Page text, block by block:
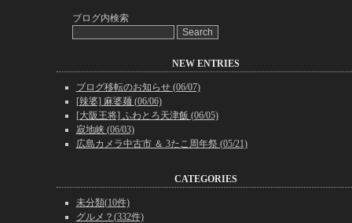
ブログ内検索
NEW ENTRIES
ブログ移転のお知らせ (06/07)
[辣婆] 麻婆麺 (06/06)
[大阪王将] ふわとろ天津飯 (06/05)
寂地峡 (06/03)
広島カメラ中古市 ＆ 3たこ周年祭 (05/21)
CATEGORIES
未分類(10件)
グルメ？(332件)